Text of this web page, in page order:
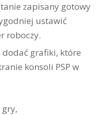
zapisany gotowy
ustawić
roboczy.
grafiki, które
konsoli PSP w